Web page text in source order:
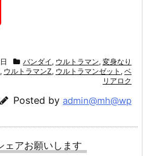
バンダイ , ウルトラマン, 変身なり
, ウルトラマンZ, ウルトラマンゼット , ベ
リアロク
Posted by admin@mh@wp
ェアお願いします